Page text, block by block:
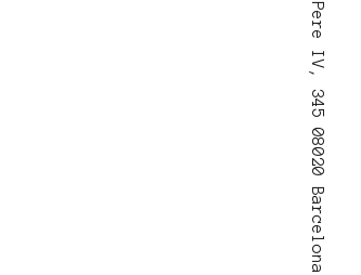
Pere IV, 345 08020 Barcelona